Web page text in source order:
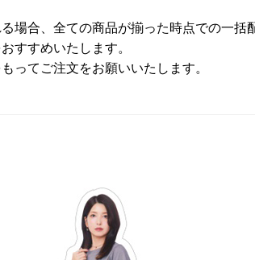
合、全ての商品が揃った時点での一括
すすめいたします。
ってご注文をお願いいたします。